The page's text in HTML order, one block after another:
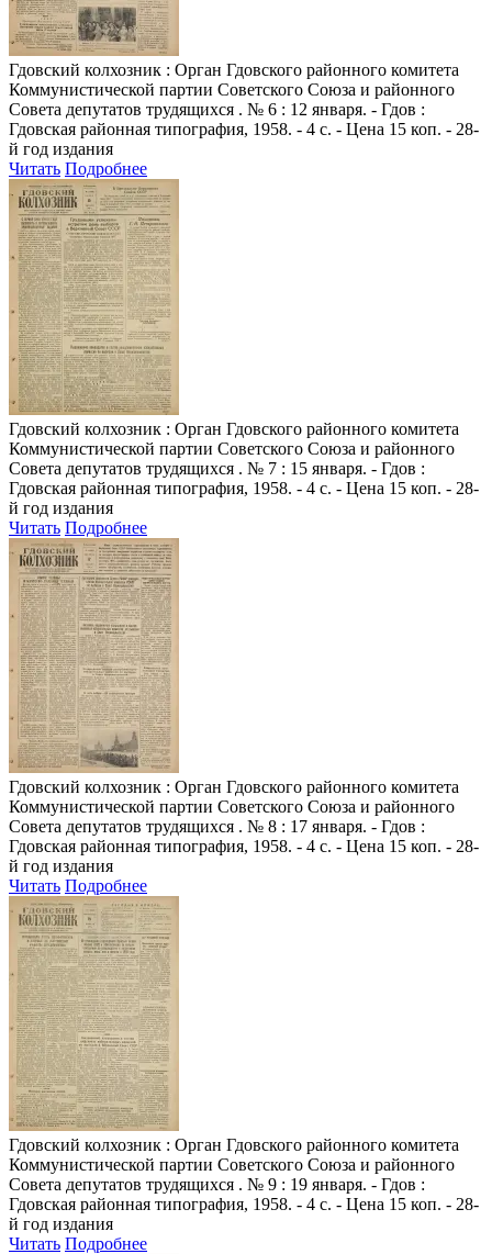
Гдовский колхозник : Орган Гдовского районного комитета
Коммунистической партии Советского Союза и районного
Совета депутатов трудящихся . № 6 : 12 января. - Гдов :
Гдовская районная типография, 1958. - 4 с. - Цена 15 коп. - 28-
й год издания
Читать Подробнее
Гдовский колхозник : Орган Гдовского районного комитета
Коммунистической партии Советского Союза и районного
Совета депутатов трудящихся . № 7 : 15 января. - Гдов :
Гдовская районная типография, 1958. - 4 с. - Цена 15 коп. - 28-
й год издания
Читать Подробнее
Гдовский колхозник : Орган Гдовского районного комитета
Коммунистической партии Советского Союза и районного
Совета депутатов трудящихся . № 8 : 17 января. - Гдов :
Гдовская районная типография, 1958. - 4 с. - Цена 15 коп. - 28-
й год издания
Читать Подробнее
Гдовский колхозник : Орган Гдовского районного комитета
Коммунистической партии Советского Союза и районного
Совета депутатов трудящихся . № 9 : 19 января. - Гдов :
Гдовская районная типография, 1958. - 4 с. - Цена 15 коп. - 28-
й год издания
Читать Подробнее